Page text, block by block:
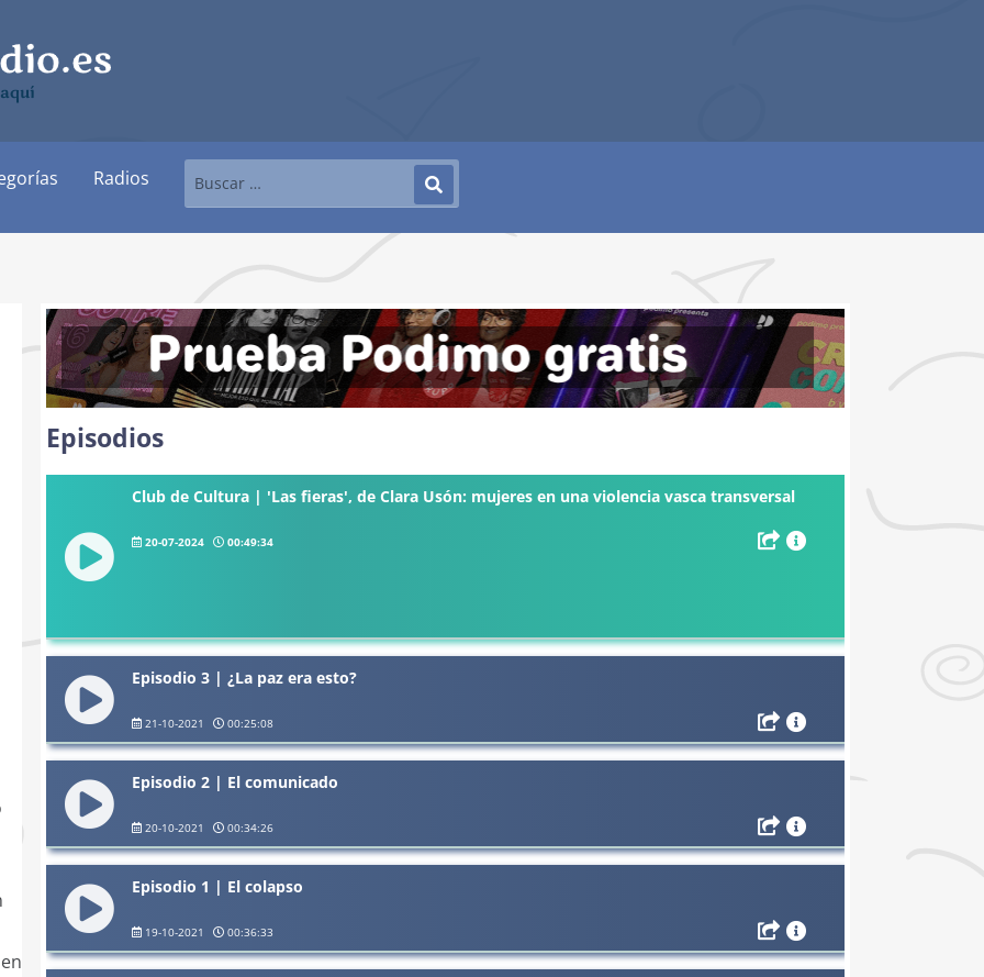
Radios
Episodios
Club de Cultura | 'Las fieras', de Clara Usón: mujeres en una violencia vasca transversal
20-07-2024 00:49:34
Episodio 3 | ¿La paz era esto?
21-10-2021 00:25:08
Episodio 2 | El comunicado
20-10-2021 00:34:26
Episodio 1 | El colapso
19-10-2021 00:36:33